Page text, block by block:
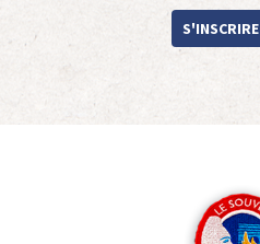
S'INSCRIRE